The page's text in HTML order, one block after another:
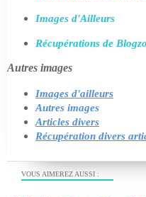
VOUS AIMEREZ AUSSI :
Images d'Ailleurs
Récupérations de
Autres images
Images d'ailleurs
Autres images
Articles divers
Récupération divers